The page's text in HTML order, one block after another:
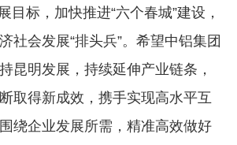
目标，加快推进“六个春城”建设，
社会发展“排头兵”。希望中铝集团
昆明发展，持续延伸产业链条，
取得新成效，携手实现高水平互
绕企业发展所需，精准高效做好